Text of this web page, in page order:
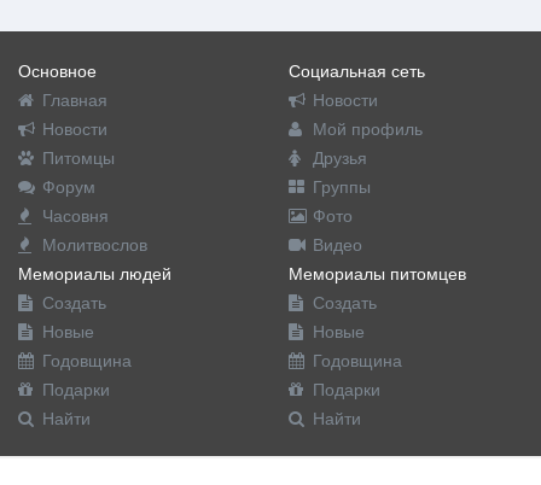
Основное
Главная
Новости
Питомцы
Форум
Часовня
Молитвослов
Социальная сеть
Новости
Мой профиль
Друзья
Группы
Фото
Видео
Мемориалы людей
Создать
Новые
Годовщина
Подарки
Найти
Мемориалы питомцев
Создать
Новые
Годовщина
Подарки
Найти